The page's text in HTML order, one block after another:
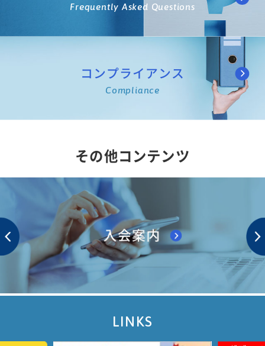
Frequently Asked Questions
コンプライアンス
Compliance
その他コンテンツ
LINKS